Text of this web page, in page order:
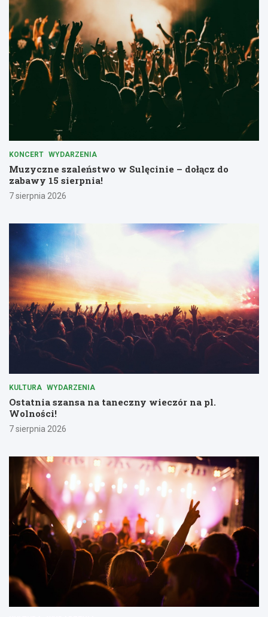
KONCERT WYDARZENIA
Muzyczne szaleństwo w Sulęcinie – dołącz do
zabawy 15 sierpnia!
7 sierpnia 2026
KULTURA WYDARZENIA
Ostatnia szansa na taneczny wieczór na pl.
Wolności!
7 sierpnia 2026